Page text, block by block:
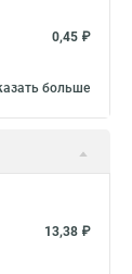
0,45 ₽
больше
13,38 ₽